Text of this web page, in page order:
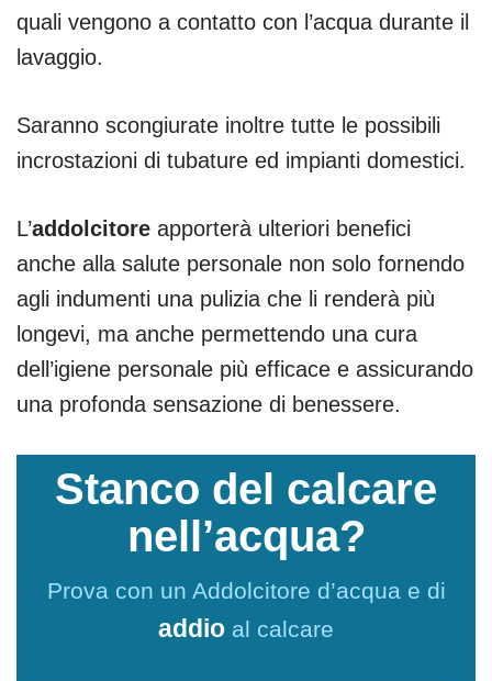
quali vengono a contatto con l’acqua durante il
lavaggio.
Saranno scongiurate inoltre tutte le possibili
incrostazioni di tubature ed impianti domestici.
L’addolcitore apporterà ulteriori benefici
anche alla salute personale non solo fornendo
agli indumenti una pulizia che li renderà più
longevi, ma anche permettendo una cura
dell’igiene personale più efficace e assicurando
una profonda sensazione di benessere.
Stanco del calcare
nell’acqua?
Prova con un Addolcitore d’acqua e di
addio al calcare